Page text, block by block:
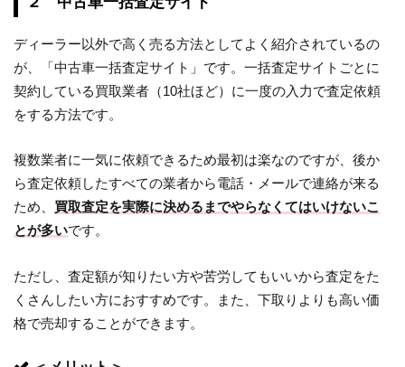
ディーラー以外で高く売る方法としてよく紹介されているの
が、「中古車一括査定サイト」です。一括査定サイトごとに
契約している買取業者（10社ほど）に一度の入力で査定依頼
をする方法です。
複数業者に一気に依頼できるため最初は楽なのですが、後か
ら査定依頼したすべての業者から電話・メールで連絡が来る
ため、 買取査定を実際に決めるまでやらなくてはいけないこ
とが多いです。
ただし、査定額が知りたい方や苦労してもいいから査定をた
くさんしたい方におすすめです。また、下取りよりも高い価
格で売却することができます。